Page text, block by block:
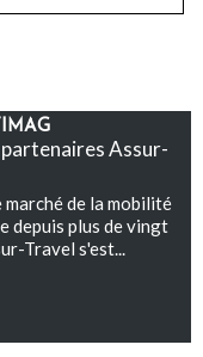
Assur-
marché de la mobilité
depuis plus de vingt
Travel s'est...